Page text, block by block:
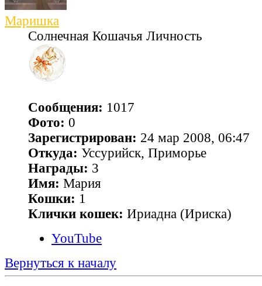
Маришка
Солнечная Кошачья Личность
Сообщения: 1017
Фото: 0
Зарегистрирован: 24 мар 2008, 06:47
Откуда: Уссурийск, Приморье
Награды: 3
Имя: Мария
Кошки: 1
Клички кошек: Ириадна (Ириска)
YouTube
Вернуться к началу